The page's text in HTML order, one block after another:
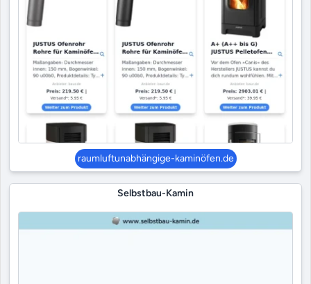
raumluftunabhängige-kaminöfen.de
Selbstbau-Kamin